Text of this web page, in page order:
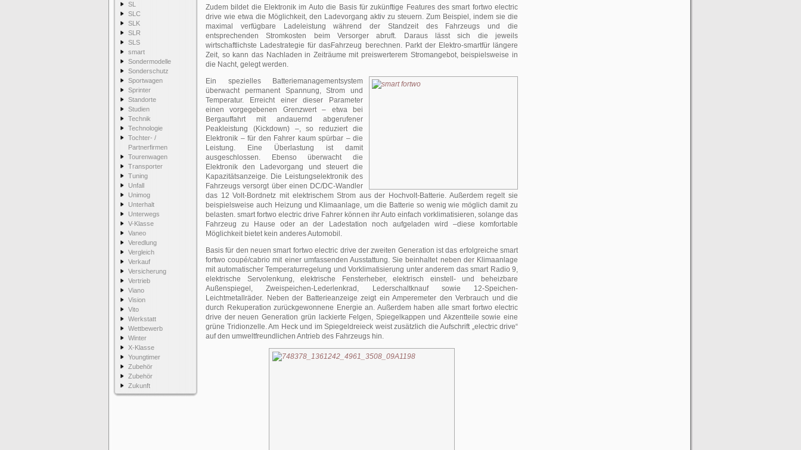
SL
SLC
SLK
SLR
SLS
smart
Sondermodelle
Sonderschutz
Sportwagen
Sprinter
Standorte
Studien
Technik
Technologie
Tochter- /
Partnerfirmen
Tourenwagen
Transporter
Tuning
Unfall
Unimog
Unterhalt
Unterwegs
V-Klasse
Vaneo
Veredlung
Vergleich
Verkauf
Versicherung
Vertrieb
Viano
Vision
Vito
Werkstatt
Wettbewerb
Winter
X-Klasse
Youngtimer
Zubehör
Zubehör
Zukunft
Zudem bildet die Elektronik im Auto die Basis für zukünftige Features des smart fortwo electric
drive wie etwa die Möglichkeit, den Ladevorgang aktiv zu steuern. Zum Beispiel, indem sie die
maximal verfügbare Ladeleistung während der Standzeit des Fahrzeugs und die
entsprechenden Stromkosten beim Versorger abruft. Daraus lässt sich die jeweils
wirtschaftlichste Ladestrategie für dasFahrzeug berechnen. Parkt der Elektro-smartfür längere
Zeit, so kann das Nachladen in Zeiträume mit preiswerterem Stromangebot, beispielsweise in
die Nacht, gelegt werden.
Ein spezielles Batteriemanagementsystem
überwacht permanent Spannung, Strom und
Temperatur. Erreicht einer dieser Parameter
einen vorgegebenen Grenzwert – etwa bei
Bergauffahrt mit andauernd abgerufener
Peakleistung (Kickdown) –, so reduziert die
Elektronik – für den Fahrer kaum spürbar – die
Leistung. Eine Überlastung ist damit
ausgeschlossen. Ebenso überwacht die
Elektronik den Ladevorgang und steuert die
Kapazitätsanzeige. Die Leistungselektronik des
Fahrzeugs versorgt über einen DC/DC-Wandler
das 12 Volt-Bordnetz mit elektrischem Strom aus der Hochvolt-Batterie. Außerdem regelt sie
beispielsweise auch Heizung und Klimaanlage, um die Batterie so wenig wie möglich damit zu
belasten. smart fortwo electric drive Fahrer können ihr Auto einfach vorklimatisieren, solange das
Fahrzeug zu Hause oder an der Ladestation noch aufgeladen wird –diese komfortable
Möglichkeit bietet kein anderes Automobil.
Basis für den neuen smart fortwo electric drive der zweiten Generation ist das erfolgreiche smart
fortwo coupé/cabrio mit einer umfassenden Ausstattung. Sie beinhaltet neben der Klimaanlage
mit automatischer Temperaturregelung und Vorklimatisierung unter anderem das smart Radio 9,
elektrische Servolenkung, elektrische Fensterheber, elektrisch einstell- und beheizbare
Außenspiegel, Zweispeichen-Lederlenkrad, Lederschaltknauf sowie 12-Speichen-
Leichtmetallräder. Neben der Batterieanzeige zeigt ein Amperemeter den Verbrauch und die
durch Rekuperation zurückgewonnene Energie an. Außerdem haben alle smart fortwo electric
drive der neuen Generation grün lackierte Felgen, Spiegelkappen und Akzentteile sowie eine
grüne Tridionzelle. Am Heck und im Spiegeldreieck weist zusätzlich die Aufschrift „electric drive“
auf den umweltfreundlichen Antrieb des Fahrzeugs hin.